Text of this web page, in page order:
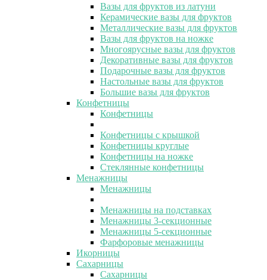
Вазы для фруктов из латуни
Керамические вазы для фруктов
Металлические вазы для фруктов
Вазы для фруктов на ножке
Многоярусные вазы для фруктов
Декоративные вазы для фруктов
Подарочные вазы для фруктов
Настольные вазы для фруктов
Большие вазы для фруктов
Конфетницы
Конфетницы
Конфетницы с крышкой
Конфетницы круглые
Конфетницы на ножке
Стеклянные конфетницы
Менажницы
Менажницы
Менажницы на подставках
Менажницы 3-секционные
Менажницы 5-секционные
Фарфоровые менажницы
Икорницы
Сахарницы
Сахарницы